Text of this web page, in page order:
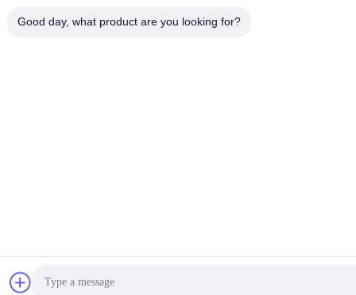
Good day, what product are you looking for?